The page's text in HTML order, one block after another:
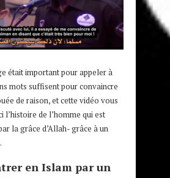
était important pour appeler à
mots suffisent pour convaincre
de raison, et cette vidéo vous
l’histoire de l’homme qui est
la grâce d’Allah- grâce à un
en Islam par un